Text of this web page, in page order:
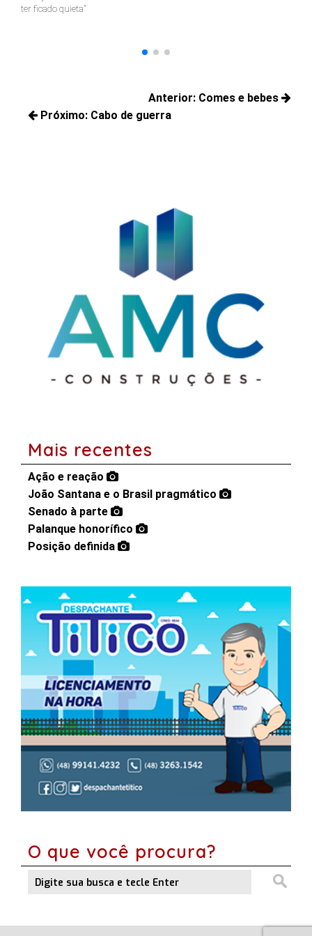
ter ficado quieta"
de
Anterior: Comes e bebes
Próximo: Cabo de guerra
Mais recentes
Ação e reação
João Santana e o Brasil pragmático
Senado à parte
Palanque honorífico
Posição definida
O que você procura?